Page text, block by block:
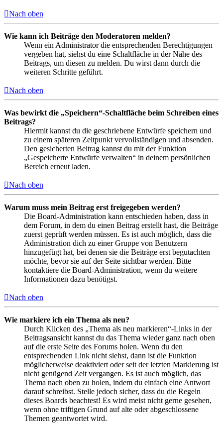
Nach oben
Wie kann ich Beiträge den Moderatoren melden?
Wenn ein Administrator die entsprechenden Berechtigungen
vergeben hat, siehst du eine Schaltfläche in der Nähe des
Beitrags, um diesen zu melden. Du wirst dann durch die
weiteren Schritte geführt.
Nach oben
Was bewirkt die „Speichern“-Schaltfläche beim Schreiben eines
Beitrags?
Hiermit kannst du die geschriebene Entwürfe speichern und
zu einem späteren Zeitpunkt vervollständigen und absenden.
Den gesicherten Beitrag kannst du mit der Funktion
„Gespeicherte Entwürfe verwalten“ in deinem persönlichen
Bereich erneut laden.
Nach oben
Warum muss mein Beitrag erst freigegeben werden?
Die Board-Administration kann entschieden haben, dass in
dem Forum, in dem du einen Beitrag erstellt hast, die Beiträge
zuerst geprüft werden müssen. Es ist auch möglich, dass die
Administration dich zu einer Gruppe von Benutzern
hinzugefügt hat, bei denen sie die Beiträge erst begutachten
möchte, bevor sie auf der Seite sichtbar werden. Bitte
kontaktiere die Board-Administration, wenn du weitere
Informationen dazu benötigst.
Nach oben
Wie markiere ich ein Thema als neu?
Durch Klicken des „Thema als neu markieren“-Links in der
Beitragsansicht kannst du das Thema wieder ganz nach oben
auf die erste Seite des Forums holen. Wenn du den
entsprechenden Link nicht siehst, dann ist die Funktion
möglicherweise deaktiviert oder seit der letzten Markierung ist
nicht genügend Zeit vergangen. Es ist auch möglich, das
Thema nach oben zu holen, indem du einfach eine Antwort
darauf schreibst. Stelle jedoch sicher, dass du die Regeln
dieses Boards beachtest! Es wird meist nicht gerne gesehen,
wenn ohne triftigen Grund auf alte oder abgeschlossene
Themen geantwortet wird.